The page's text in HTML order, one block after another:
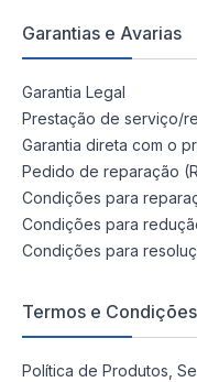
Garantias e Avarias
Garantia Legal
Prestação de serviço/
Garantia direta com o
Pedido de reparação
Condições para
Condições para
Condições para
Termos e Condições
Política de Produtos,